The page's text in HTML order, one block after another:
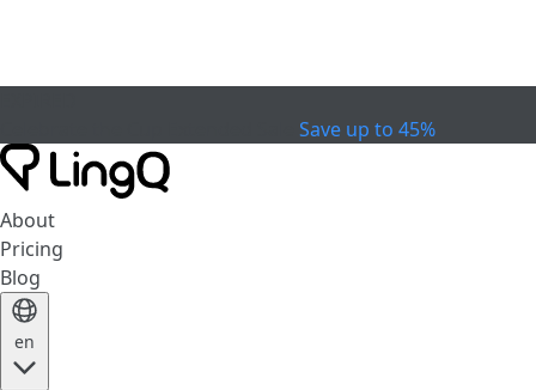
Save up to 45%
About
Pricing
Blog
en